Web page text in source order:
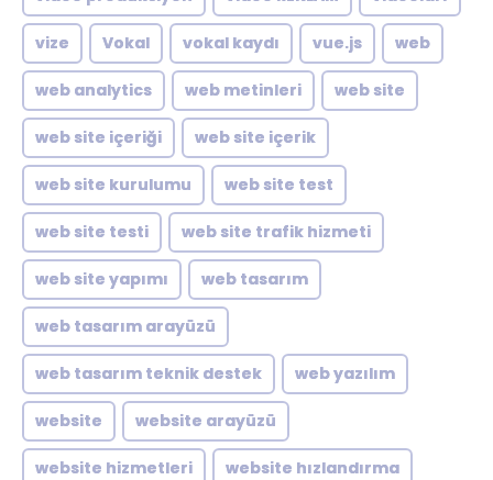
vize Vokal vokal kaydı vue.js web
web analytics web metinleri web site
web site içeriği web site içerik
web site kurulumu web site test
web site testi web site trafik hizmeti
web site yapımı web tasarım
web tasarım arayüzü
web tasarım teknik destek web yazılım
website website arayüzü
website hizmetleri website hızlandırma